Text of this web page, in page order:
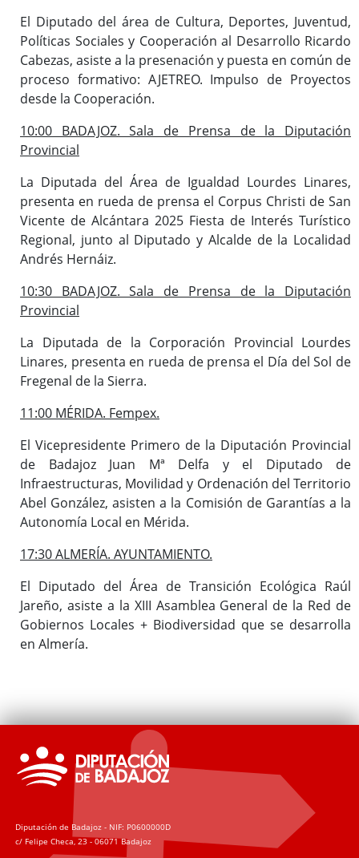
El Diputado del área de Cultura, Deportes, Juventud,
Políticas Sociales y Cooperación al Desarrollo Ricardo
Cabezas, asiste a la presenación y puesta en común de
proceso formativo: AJETREO. Impulso de Proyectos
desde la Cooperación.
10:00 BADAJOZ. Sala de Prensa de la Diputación
Provincial
La Diputada del Área de Igualdad Lourdes Linares,
presenta en rueda de prensa el Corpus Christi de San
Vicente de Alcántara 2025 Fiesta de Interés Turístico
Regional, junto al Diputado y Alcalde de la Localidad
Andrés Hernáiz.
10:30 BADAJOZ. Sala de Prensa de la Diputación
Provincial
La Diputada de la Corporación Provincial Lourdes
Linares, presenta en rueda de prensa el Día del Sol de
Fregenal de la Sierra.
11:00 MÉRIDA. Fempex.
El Vicepresidente Primero de la Diputación Provincial
de Badajoz Juan Mª Delfa y el Diputado de
Infraestructuras, Movilidad y Ordenación del Territorio
Abel González, asisten a la Comisión de Garantías a la
Autonomía Local en Mérida.
17:30 ALMERÍA. AYUNTAMIENTO.
El Diputado del Área de Transición Ecológica Raúl
Jareño, asiste a la XIII Asamblea General de la Red de
Gobiernos Locales + Biodiversidad que se desarrolla
en Almería.
Diputación de Badajoz - NIF: P0600000D
c/ Felipe Checa, 23 - 06071 Badajoz